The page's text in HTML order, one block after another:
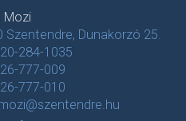
Mozi
Szentendre, Dunakorzó 25.
284-1035
777-009
777-010